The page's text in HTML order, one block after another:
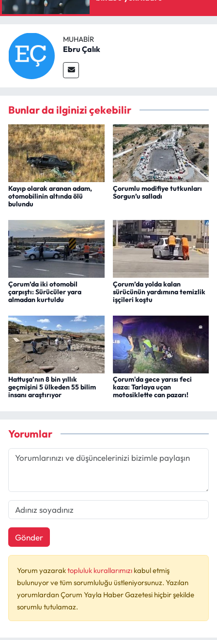
MUHABIR
Ebru Çalık
Bunlar da ilginizi çekebilir
Kayıp olarak aranan adam,
otomobilinin altında ölü
bulundu
Çorumlu modifiye tutkunları
Sorgun’u salladı
Çorum’da iki otomobil
çarpıştı: Sürücüler yara
almadan kurtuldu
Çorum’da yolda kalan
sürücünün yardımına temizlik
işçileri koştu
Hattuşa’nın 8 bin yıllık
geçmişini 5 ülkeden 55 bilim
insanı araştırıyor
Çorum'da gece yarısı feci
kaza: Tarlaya uçan
motosiklette can pazarı!
Yorumlar
Gönder
Yorum yazaraktopluluk kurallarımızı kabul etmiş
bulunuyor ve tüm sorumluluğu üstleniyorsunuz. Yazılan
yorumlardan Çorum Yayla Haber Gazetesi hiçbir şekilde
sorumlu tutulamaz.